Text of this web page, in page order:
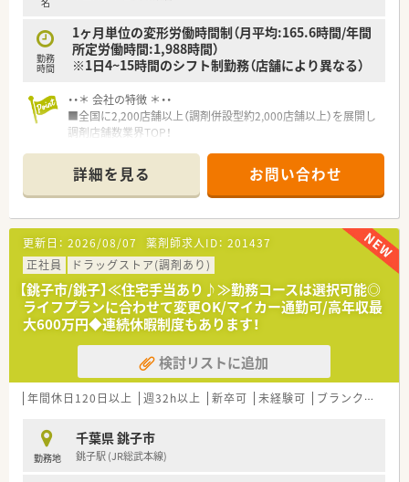
勤務
時間
1ヶ月単位の変形労働時間制（月平均:165.6時間/年間
所定労働時間:1,988時間）
※1日4~15時間のシフト制勤務（店舗により異なる）
・・＊ 会社の特徴 ＊・・
■全国に2,200店舗以上（調剤併設型約2,000店舗以上）を展開し
調剤店舗数業界TOP！
頑張り次第で高給与も可能！
■経験や勤務コースによりますが、経験の少ない方でも500万前
半スタートと業界TOP水準！
■職種や職域に合わせ、豊富な社内研修や外部組織と連携した研
修を用意されています
■薬剤師が中心の会社だからこそ活躍できるキャリアパスが多
種多様に用意されています。
■店舗拡大に伴い、エリアマネジャーや営業部長等のマネジメン
トのポジションも増えます。
■在宅や教育等の専門性を活かせるスペシャリストを目指すこ
とも可能です。
■その他にも、管理部門や商品部門等の本社スタッフなど活動領
域は多種多様です。
■在宅実施店舗は年々増加しており、在宅医療へもしっかりと関
わる事ができます。
時短勤務ができるよう変更予定です。
■年間休日が120日とワークライフバランスが整っています
■日用品から常備薬まで、従業員割引制度など嬉しいメリットも
詳細を見る お問い合わせ
更新日： 2026/08/07 薬剤師求人ID： 201437
正社員
ドラッグストア(調剤あり)
【銚子市/銚子】≪住宅手当あり♪≫勤務コースは選択可能◎
ライフプランに合わせて変更OK/マイカー通勤可/高年収最
大600万円◆連続休暇制度もあります！
検討リストに追加
年間休日120日以上 週32h以上 新卒可 未経験可 ブランク可
勤務地
千葉県 銚子市
銚子駅 (JR総武本線)